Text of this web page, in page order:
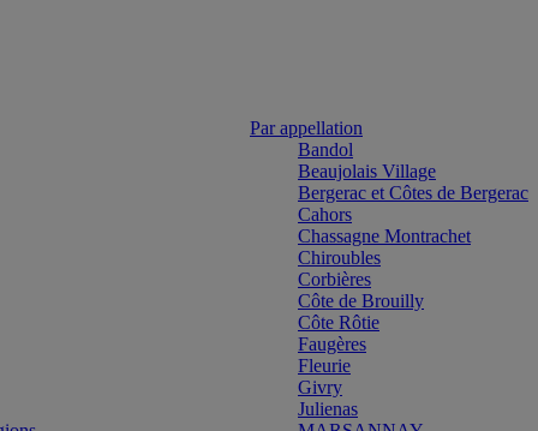
Par appellation
Bandol
Beaujolais Village
Bergerac et Côtes de Bergerac
Cahors
Chassagne Montrachet
Chiroubles
Corbières
Côte de Brouilly
Côte Rôtie
Faugères
Fleurie
Givry
Julienas